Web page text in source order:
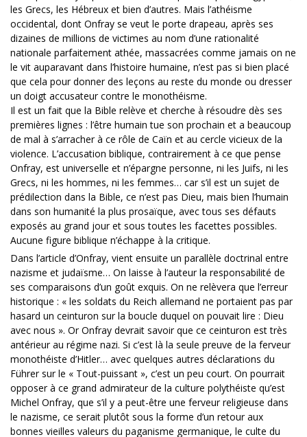
les Grecs, les Hébreux et bien d’autres. Mais l’athéisme
occidental, dont Onfray se veut le porte drapeau, après ses
dizaines de millions de victimes au nom d’une rationalité
nationale parfaitement athée, massacrées comme jamais on ne
le vit auparavant dans l’histoire humaine, n’est pas si bien placé
que cela pour donner des leçons au reste du monde ou dresser
un doigt accusateur contre le monothéisme.
Il est un fait que la Bible relève et cherche à résoudre dès ses
premières lignes : l’être humain tue son prochain et a beaucoup
de mal à s’arracher à ce rôle de Caïn et au cercle vicieux de la
violence. L’accusation biblique, contrairement à ce que pense
Onfray, est universelle et n’épargne personne, ni les Juifs, ni les
Grecs, ni les hommes, ni les femmes… car s’il est un sujet de
prédilection dans la Bible, ce n’est pas Dieu, mais bien l’humain
dans son humanité la plus prosaïque, avec tous ses défauts
exposés au grand jour et sous toutes les facettes possibles.
Aucune figure biblique n’échappe à la critique.
Dans l’article d’Onfray, vient ensuite un parallèle doctrinal entre
nazisme et judaïsme… On laisse à l’auteur la responsabilité de
ses comparaisons d’un goût exquis. On ne relèvera que l’erreur
historique : « les soldats du Reich allemand ne portaient pas par
hasard un ceinturon sur la boucle duquel on pouvait lire : Dieu
avec nous ». Or Onfray devrait savoir que ce ceinturon est très
antérieur au régime nazi. Si c’est là la seule preuve de la ferveur
monothéiste d’Hitler… avec quelques autres déclarations du
Führer sur le « Tout-puissant », c’est un peu court. On pourrait
opposer à ce grand admirateur de la culture polythéiste qu’est
Michel Onfray, que s’il y a peut-être une ferveur religieuse dans
le nazisme, ce serait plutôt sous la forme d’un retour aux
bonnes vieilles valeurs du paganisme germanique, le culte du